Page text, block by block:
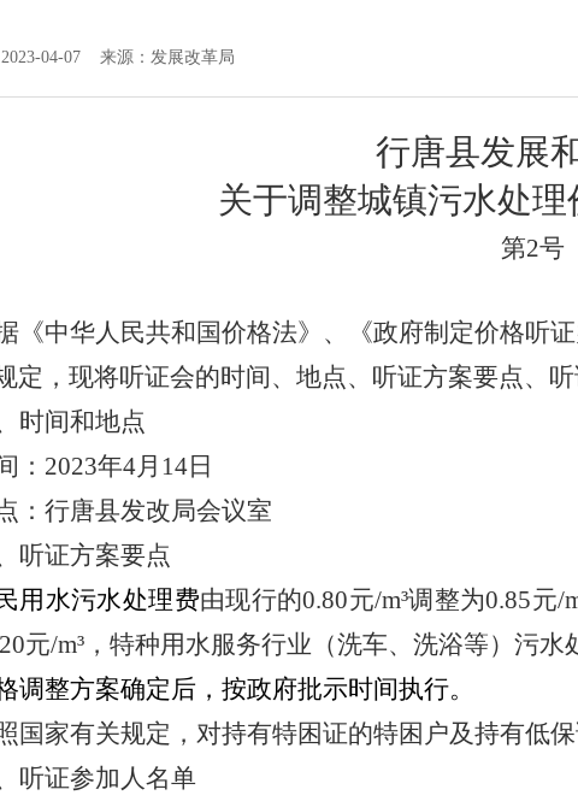
04-07 来源：发展改革局
行唐县发展
关于调整城镇污水处
第2号
《中华人民共和国价格法》、《政府制定价格听
定，现将听证会的时间、地点、听证方案要点、
时间和地点
：2023年4月14日
：行唐县发改局会议室
听证方案要点
用水污水处理费由现行的0.80元/m³调整为0.85元
元/m³，特种用水服务行业（洗车、洗浴等）污水
调整方案确定后，按政府批示时间执行。
国家有关规定，对持有特困证的特困户及持有低
听证参加人名单